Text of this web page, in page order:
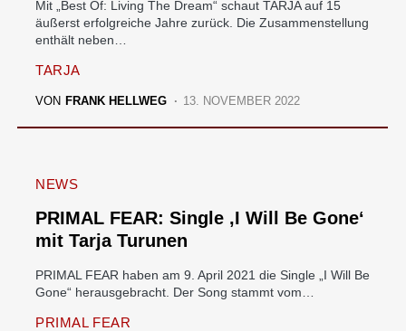
Mit „Best Of: Living The Dream“ schaut TARJA auf 15
äußerst erfolgreiche Jahre zurück. Die Zusammenstellung
enthält neben…
TARJA
VON FRANK HELLWEG 13. NOVEMBER 2022
NEWS
PRIMAL FEAR: Single ‚I Will Be Gone‘
mit Tarja Turunen
PRIMAL FEAR haben am 9. April 2021 die Single „I Will Be
Gone“ herausgebracht. Der Song stammt vom…
PRIMAL FEAR